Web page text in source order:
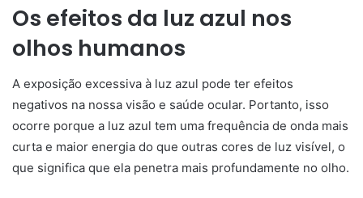
Os efeitos da luz azul nos
olhos humanos
A exposição excessiva à luz azul pode ter efeitos
negativos na nossa visão e saúde ocular. Portanto, isso
ocorre porque a luz azul tem uma frequência de onda mais
curta e maior energia do que outras cores de luz visível, o
que significa que ela penetra mais profundamente no olho.